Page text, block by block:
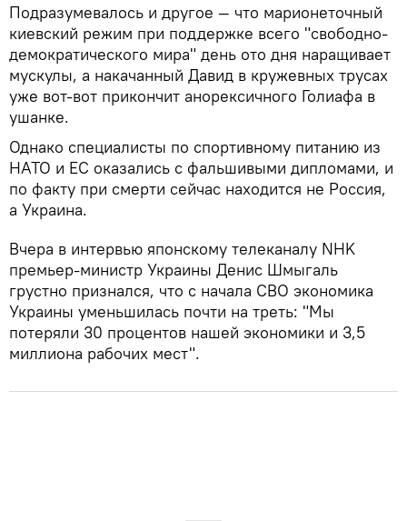
Подразумевалось и другое — что марионеточный
киевский режим при поддержке всего "свободно-
демократического мира" день ото дня наращивает
мускулы, а накачанный Давид в кружевных трусах
уже вот-вот прикончит анорексичного Голиафа в
ушанке.
Однако специалисты по спортивному питанию из
НАТО и ЕС оказались с фальшивыми дипломами, и
по факту при смерти сейчас находится не Россия,
а Украина.
Вчера в интервью японскому телеканалу NHK
премьер-министр Украины Денис Шмыгаль
грустно признался, что с начала СВО экономика
Украины уменьшилась почти на треть: "Мы
потеряли 30 процентов нашей экономики и 3,5
миллиона рабочих мест".